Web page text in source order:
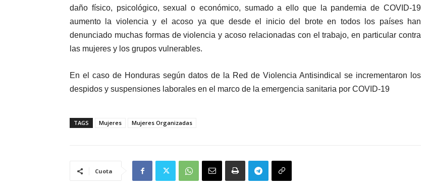
daño físico, psicológico, sexual o económico, sumado a ello que la pandemia de COVID-19
aumento la violencia y el acoso ya que desde el inicio del brote en todos los países han
denunciado muchas formas de violencia y acoso relacionadas con el trabajo, en particular contra
las mujeres y los grupos vulnerables.
En el caso de Honduras según datos de la Red de Violencia Antisindical se incrementaron los
despidos y suspensiones laborales en el marco de la emergencia sanitaria por COVID-19
TAGS Mujeres Mujeres Organizadas
Cuota